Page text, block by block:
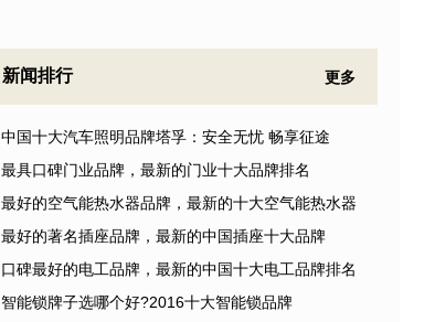
新闻排行 更多
中国十大汽车照明品牌塔孚：安全无忧 畅享征途
最具口碑门业品牌，最新的门业十大品牌排名
最好的空气能热水器品牌，最新的十大空气能热水器
最好的著名插座品牌，最新的中国插座十大品牌
口碑最好的电工品牌，最新的中国十大电工品牌排名
智能锁牌子选哪个好?2016十大智能锁品牌